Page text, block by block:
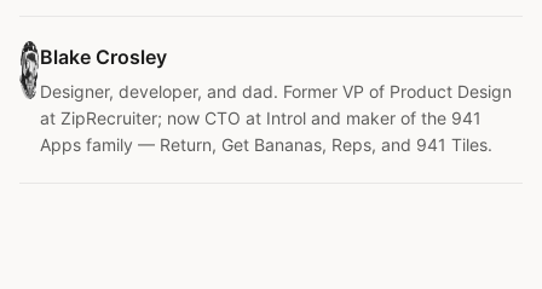
Blake Crosley
Designer, developer, and dad. Former VP of Product Design
at ZipRecruiter; now CTO at Introl and maker of the 941
Apps family — Return, Get Bananas, Reps, and 941 Tiles.